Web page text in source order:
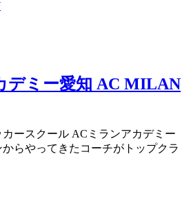
ースクール ACミランアカデミー
らやってきたコーチがトップクラ